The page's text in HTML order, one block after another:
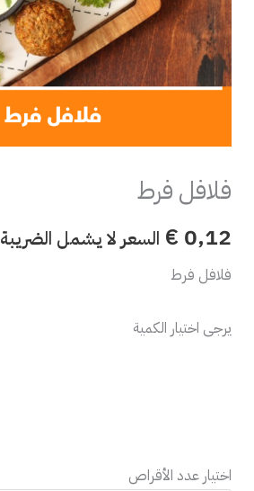
فلافل فرط
€ 0,12 السعر لا يشمل الضريبة
فلافل فرط
يرجى اختيار الكمية
اختيار عدد الأقراص